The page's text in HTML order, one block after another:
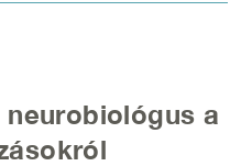
neurobiológus a